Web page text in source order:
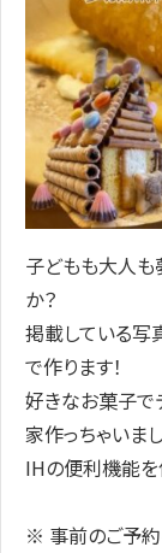
子どもも大人も
か？
掲載している写
で作ります！
好きなお菓子で
家作っちゃいま
IHの便利機能を
※ 事前のご予